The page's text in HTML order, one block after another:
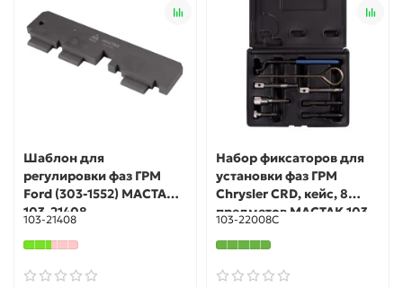
Шаблон для
регулировки фаз ГРМ
Ford (303-1552) МАСТАК
103-21408
103-21408
Набор фиксаторов для
установки фаз ГРМ
Chrysler CRD, кейс, 8
предметов МАСТАК 103-
22008C
103-22008C